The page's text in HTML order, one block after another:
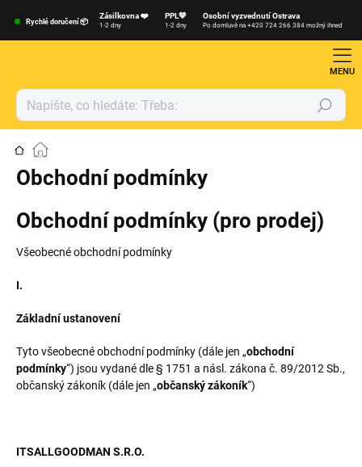
Rychlé doručení 📦
Zásilkovna ❤️ PPL💙 Osobní vyzvednutí Ostrava
1-2 dny 1-2 dny Po domluvě na +420 724 266 384 možný ihned
Hledat
Domů
Obchodní podmínky
Obchodní podmínky (pro prodej)
Všeobecné obchodní podmínky
I.
Základní ustanovení
Tyto všeobecné obchodní podmínky (dále jen „obchodní
podmínky“) jsou vydané dle § 1751 a násl. zákona č. 89/2012 Sb.,
občanský zákoník (dále jen „občanský zákoník“)
ITSALLGOODMAN S.R.O.